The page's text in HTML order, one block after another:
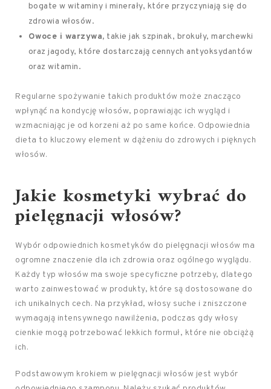
bogate w witaminy i minerały, które przyczyniają się do
zdrowia włosów.
Owoce i warzywa, takie jak szpinak, brokuły, marchewki
oraz jagody, które dostarczają cennych antyoksydantów
oraz witamin.
Regularne spożywanie takich produktów może znacząco
wpłynąć na kondycję włosów, poprawiając ich wygląd i
wzmacniając je od korzeni aż po same końce. Odpowiednia
dieta to kluczowy element w dążeniu do zdrowych i pięknych
włosów.
Jakie kosmetyki wybrać do
pielęgnacji włosów?
Wybór odpowiednich kosmetyków do pielęgnacji włosów ma
ogromne znaczenie dla ich zdrowia oraz ogólnego wyglądu.
Każdy typ włosów ma swoje specyficzne potrzeby, dlatego
warto zainwestować w produkty, które są dostosowane do
ich unikalnych cech. Na przykład, włosy suche i zniszczone
wymagają intensywnego nawilżenia, podczas gdy włosy
cienkie mogą potrzebować lekkich formuł, które nie obciążą
ich.
Podstawowym krokiem w pielęgnacji włosów jest wybór